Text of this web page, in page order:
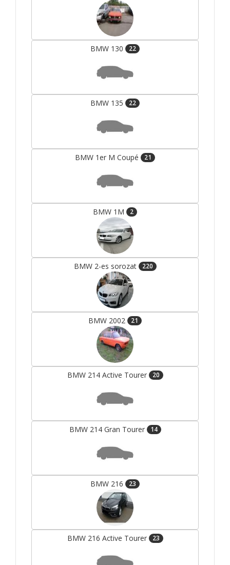
BMW 130 22
BMW 135 22
BMW 1er M Coupé 21
BMW 1M 2
BMW 2-es sorozat 220
BMW 2002 21
BMW 214 Active Tourer 20
BMW 214 Gran Tourer 14
BMW 216 23
BMW 216 Active Tourer 23